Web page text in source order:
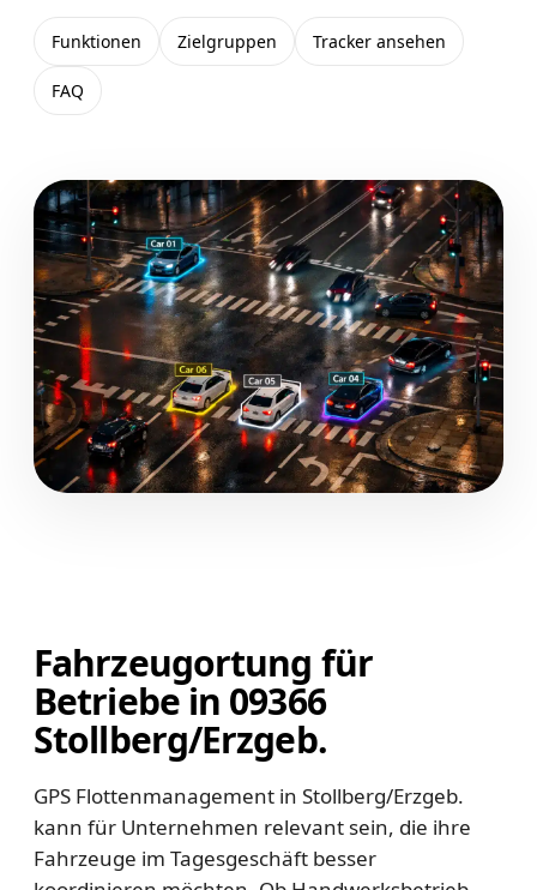
Funktionen Zielgruppen Tracker ansehen
FAQ
Fahrzeugortung für
Betriebe in 09366
Stollberg/Erzgeb.
GPS Flottenmanagement in Stollberg/Erzgeb.
kann für Unternehmen relevant sein, die ihre
Fahrzeuge im Tagesgeschäft besser